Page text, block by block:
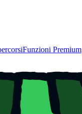
Funzioni Premium